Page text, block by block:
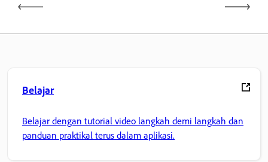
Belajar
Belajar dengan tutorial video langkah demi langkah dan
panduan praktikal terus dalam aplikasi.